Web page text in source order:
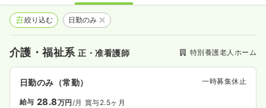
絞り込む 日勤のみ
介護・福祉系正・准看護師 特別養護老人ホーム
日勤のみ（常勤） 一時募集休止
給与 28.8万円/月 賞与2.5ヶ月